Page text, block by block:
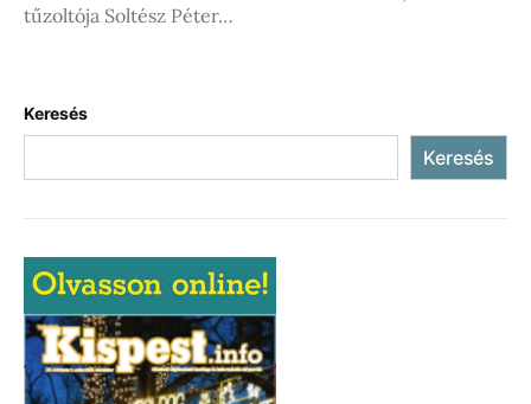
tűzoltója Soltész Péter…
Keresés
Keresés